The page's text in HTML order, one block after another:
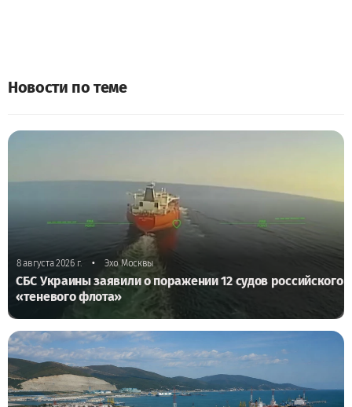
Новости по теме
8 августа 2026 г. • Эхо Москвы
СБС Украины заявили о поражении 12 судов российского
«теневого флота»